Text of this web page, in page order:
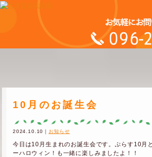
10月のお誕生会
2024.10.10｜ お知らせ
今日は10月生まれのお誕生会です。ぷらす10月
ーハロウィン！も一緒に楽しみましたよ！！